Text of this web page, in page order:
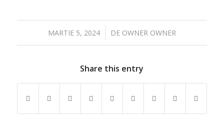
MARTIE 5, 2024
/ DE OWNER OWNER
Share this entry